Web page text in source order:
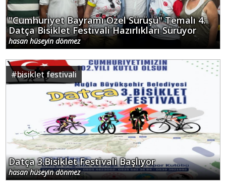
"Cumhuriyet Bayramı Özel Sürüşü" Temalı 4.
Datça Bisiklet Festivali Hazırlıkları Sürüyor
hasan hüseyin dönmez
#bisiklet festivali
Datça 3.Bisiklet Festivali Başlıyor
hasan hüseyin dönmez